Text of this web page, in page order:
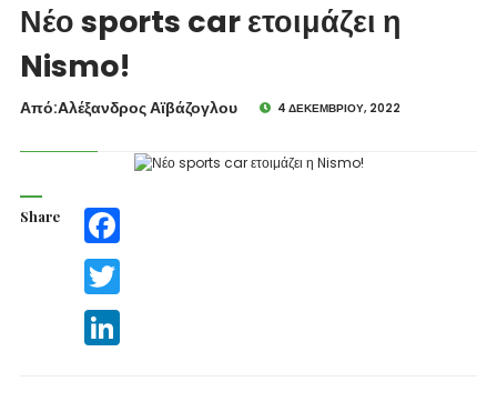
Νέο sports car ετοιμάζει η
Nismo!
Από:Aλέξανδρος Αϊβάζογλου 4 ΔΕΚΕΜΒΡΊΟΥ, 2022
Share Facebook
Twitter
LinkedIn